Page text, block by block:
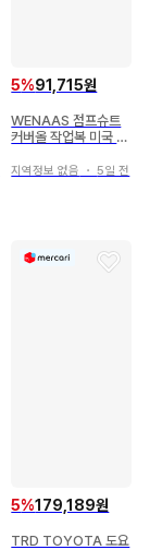
5%91,715원
WENAAS 점프슈트
커버올 작업복 미국 수
지역정보 없음 ・5일 전
5%179,189원
TRD TOYOTA 도요